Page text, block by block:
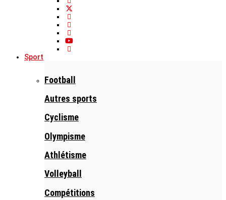
Sport
Football
Autres sports
Cyclisme
Olympisme
Athlétisme
Volleyball
Compétitions